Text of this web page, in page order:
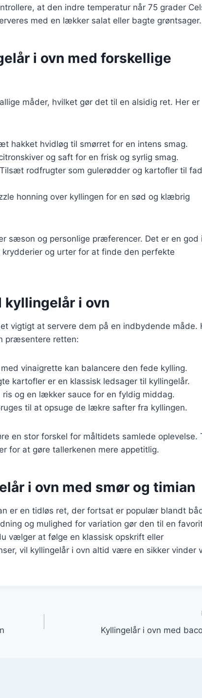
at den indre temperatur når 75 grader
med en lækker salat eller bagte grøntsager.
i ovn med forskellige
måder, hvilket gør det til en alsidig ret. Her er
hakket hvidløg til smørret for en intens smag.
og saft for en frisk og syrlig smag.
rodfrugter som gulerødder og kartofler til
honning over kyllingen for en sød og klæbrig
sæson og personlige præferencer. Det er en god
og urter for at finde den perfekte
i ovn
vigtigt at servere dem på en indbydende måde.
præsentere retten:
vinaigrette kan balancere den fede kylling.
kartofler er en klassisk ledsager til kyllingelår.
ris og en lækker sauce for en fyldig middag.
til at opsuge de lækre safter fra kyllingen.
en stor forskel for måltidets samlede oplevelse.
for at gøre tallerkenen mere appetitlig.
i ovn med smør og timian
er en tidløs ret, der fortsat er populær blandt
og mulighed for variation gør den til en
vælger at følge en klassisk opskrift eller
vil kyllingelår i ovn altid være en sikker vinder
Kyllingelår i ovn med